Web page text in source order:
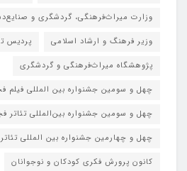
وزارت میراث‌فرهنگی، گردشگری و
وزیر فرهنگ و ارشاد اسلامی
پردیس
پژوهشگاه میراث‌فرهنگی و گردشگری
چهل و سومین جشنواره بین المللی فیلم
چهل و سومین جشنواره بین‌المللی تئاتر
چهل و چهارمین جشنواره بین المللی
کانون پرورش فکری کودکان و نوجوانان